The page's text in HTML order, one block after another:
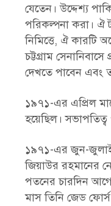
যেতেন। উদ্দেশ্য
পরিকল্পনা করা। ঐ
নিমিত্তে, ঐ কারটি
চট্টগ্রাম
দেখতে পাবেন এবং
১৯৭১-এর এপ্রিল
হয়েছিল।
১৯৭১-এর জুন-জুলাই
জিয়াউর রহমানের
পতনের চারদিন
মাস তিনি জেড ফোর্স